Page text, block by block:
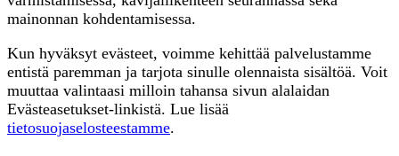
mainonnan kohdentamisessa.
Kun hyväksyt evästeet, voimme kehittää palvelustamme
entistä paremman ja tarjota sinulle olennaista sisältöä. Voit
muuttaa valintaasi milloin tahansa sivun alalaidan
Evästeasetukset-linkistä. Lue lisää
tietosuojaselosteestamme.